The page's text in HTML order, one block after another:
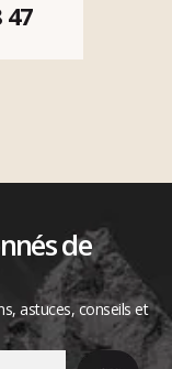
47
de
astuces, conseils et